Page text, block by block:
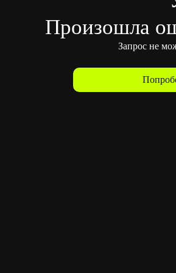
Произошла
Запрос не